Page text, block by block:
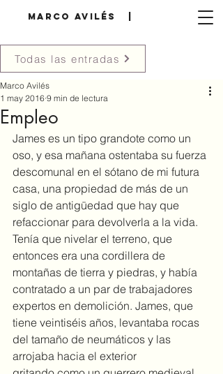
MARCO AVILÉS |
Todas las entradas
Empleo
Marco Avilés
1 may 2016 9 min de lectura
James es un tipo grandote como un
oso, y esa mañana ostentaba su fuerza
descomunal en el sótano de mi futura
casa, una propiedad de más de un
siglo de antigüedad que hay que
refaccionar para devolverla a la vida.
Tenía que nivelar el terreno, que
entonces era una cordillera de
montañas de tierra y piedras, y había
contratado a un par de trabajadores
expertos en demolición. James, que
tiene veintiséis años, levantaba rocas
del tamaño de neumáticos y las
arrojaba hacia el exterior